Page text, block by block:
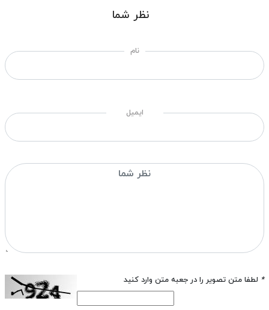
نظر شما
نام
ایمیل
* لطفا متن تصویر را در جعبه متن وارد کنید